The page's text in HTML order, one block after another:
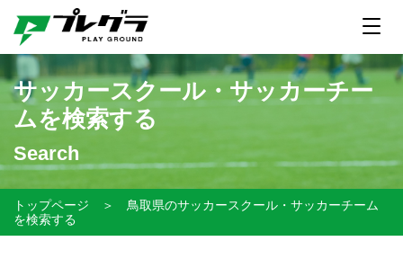
サッカースクール・サッカーチー
ムを検索する
Search
トップページ ＞
鳥取県のサッカースクール・サッカーチーム
を検索する